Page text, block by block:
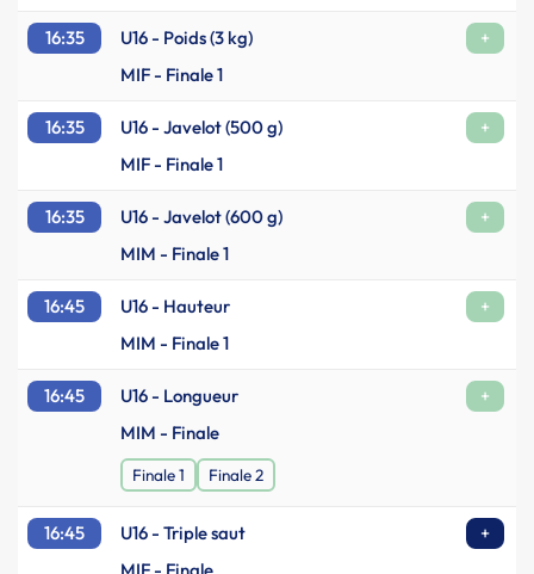
16:35 U16 - Poids (3 kg)
+
MIF - Finale 1
16:35 U16 - Javelot (500 g)
+
MIF - Finale 1
16:35 U16 - Javelot (600 g)
+
MIM - Finale 1
16:45 U16 - Hauteur
+
MIM - Finale 1
16:45 U16 - Longueur
+
MIM - Finale
Finale 1 Finale 2
16:45 U16 - Triple saut
+